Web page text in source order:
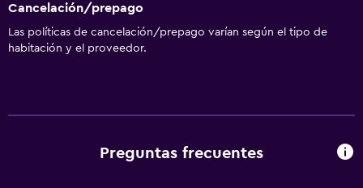
Cancelación/prepago
Las políticas de cancelación/prepago varían según el tipo de
habitación y el proveedor.
Preguntas frecuentes